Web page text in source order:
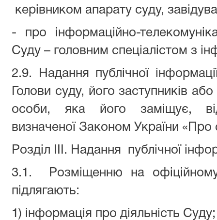
керівником апарату суду,
- про інформаційно-
Суду – головним спеціалістом з
2.9. Надання публічної
Голови суду, його заступників
особи, яка його заміщує,
визначеної Законом України «Про
Розділ III. Надання
публічної
3.1.
Розміщенню на
підлягають:
1) інформація про діяльність Суду;